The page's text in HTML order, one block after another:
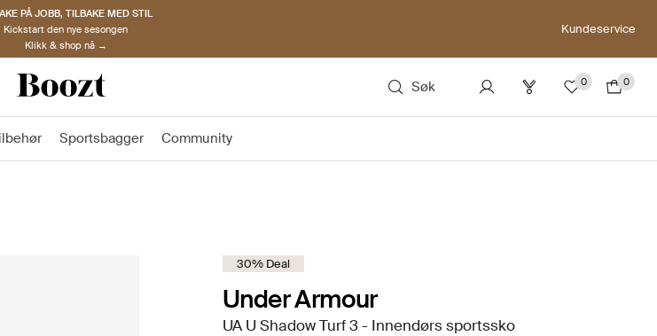
PÅ JOBB, TILBAKE MED STIL
Kickstart den nye sesongen
Klikk & shop nå →
Kundeservice
Søk 0 0
Sportsbagger Community
30% Deal
Under Armour
UA U Shadow Turf 3 - Innendørs sportssko